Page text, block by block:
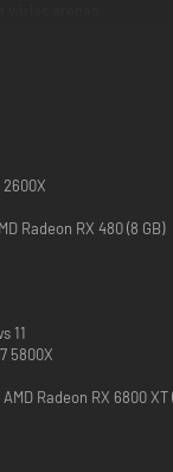
e atrações culturais
2600X
GTX 970 (4 GB) | AMD Radeon RX 480 (8 GB)
11
5800X
Radeon RX 6800 XT